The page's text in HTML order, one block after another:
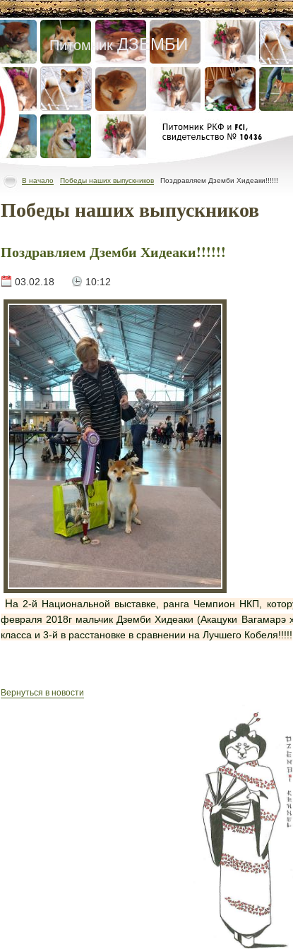
ПитомникДЗЕМБИ
В начало Победы наших выпускников Поздравляем Дземби Хидеаки!!!!!!
Победы наших выпускников
Поздравляем Дземби Хидеаки!!!!!!
03.02.18 10:12
На 2-й Национальной выставке, ранга Чемпион НКП, которую проводил СПб ОО «КЛС «Невский Бриз» 3
февраля 2018г мальчик Дземби Хидеаки (Акацуки
класса и 3-й в расстановке в сравнении на Лучшего Кобеля!!!!!
Вернуться в новости